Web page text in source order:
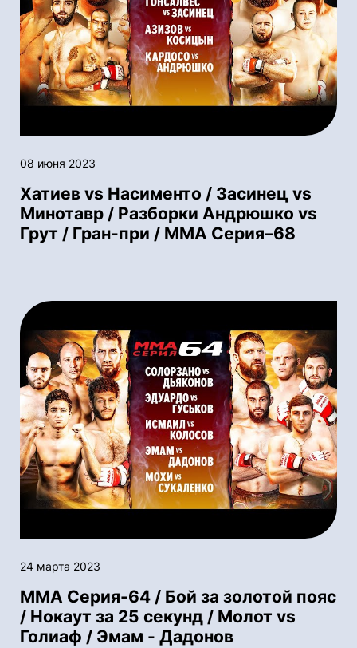
08 июня 2023
Хатиев vs Насименто / Засинец vs
Минотавр / Разборки Андрюшко vs
Грут / Гран-при / ММА Серия–68
24 марта 2023
ММА Серия-64 / Бой за золотой пояс
/ Нокаут за 25 секунд / Молот vs
Голиаф / Эмам - Дадонов